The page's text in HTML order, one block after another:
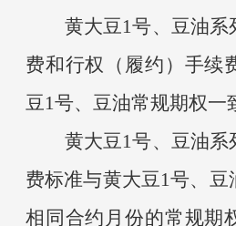
黄大豆1号、豆油
费和行权（履约）手续
豆1号、豆油常规期权一
黄大豆1号、豆油系
费标准与黄大豆1号、豆
相同合约月份的常规期